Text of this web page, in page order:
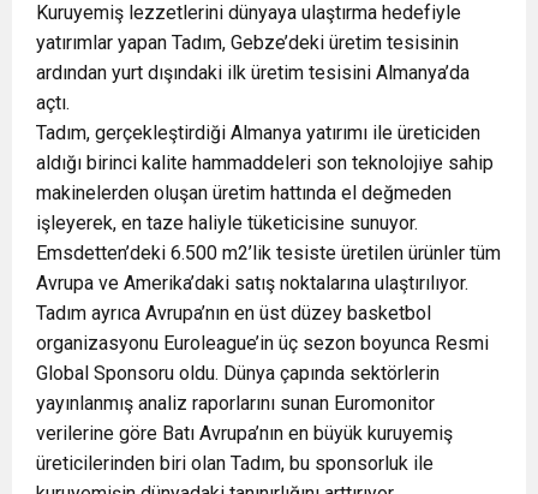
Kuruyemiş lezzetlerini dünyaya ulaştırma hedefiyle
yatırımlar yapan Tadım, Gebze’deki üretim tesisinin
ardından yurt dışındaki ilk üretim tesisini Almanya’da
açtı.
Tadım, gerçekleştirdiği Almanya yatırımı ile üreticiden
aldığı birinci kalite hammaddeleri son teknolojiye sahip
makinelerden oluşan üretim hattında el değmeden
işleyerek, en taze haliyle tüketicisine sunuyor.
Emsdetten’deki 6.500 m2’lik tesiste üretilen ürünler tüm
Avrupa ve Amerika’daki satış noktalarına ulaştırılıyor.
Tadım ayrıca Avrupa’nın en üst düzey basketbol
organizasyonu Euroleague’in üç sezon boyunca Resmi
Global Sponsoru oldu. Dünya çapında sektörlerin
yayınlanmış analiz raporlarını sunan Euromonitor
verilerine göre Batı Avrupa’nın en büyük kuruyemiş
üreticilerinden biri olan Tadım, bu sponsorluk ile